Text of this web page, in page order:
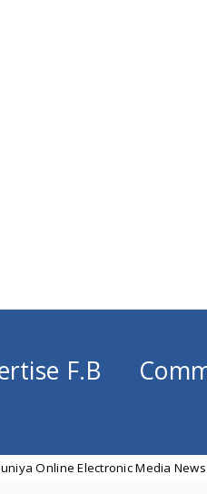
F.B
Online Electronic Media